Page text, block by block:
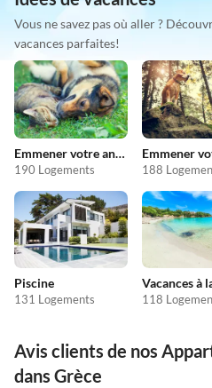
Vous ne savez pas où aller ?
vacances parfaites!
Emmener votre animal en vacances
190 Logements 188
Piscine
131 Logements
Vacances à
118
Avis clients de nos
dans Grèce